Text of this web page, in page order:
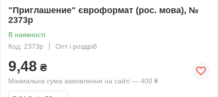
"Приглашение" євроформат (рос. мова), №
2373р
В наявності
Код: 2373р
Опт і роздріб
9,48 ₴
Мінімальна сума замовлення на сайті — 400 ₴